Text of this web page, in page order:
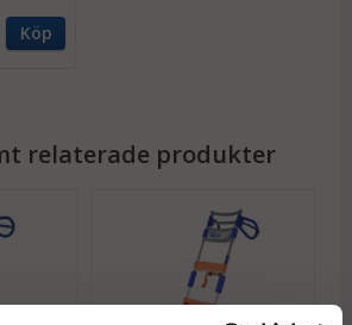
Köp
relaterade produkter